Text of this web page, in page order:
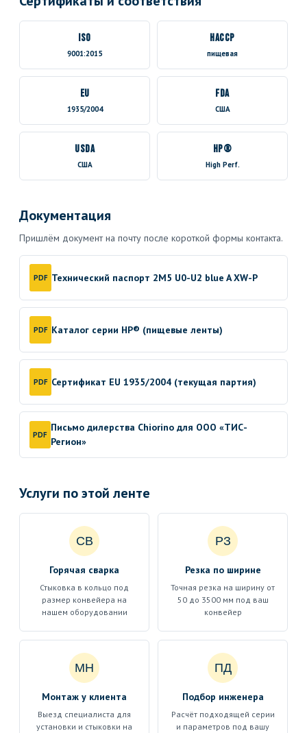
ISO
9001:2015
HACCP
пищевая
EU
1935/2004
FDA
США
USDA
США
HP®
High Perf.
Документация
Пришлём документ на почту после короткой формы контакта.
PDF Технический паспорт 2M5 U0-U2 blue A XW-P
PDF Каталог серии HP® (пищевые ленты)
PDF Сертификат EU 1935/2004 (текущая партия)
PDF
Письмо дилерства Chiorino для ООО «ТИС-
Регион»
Услуги по этой ленте
СВ
Горячая сварка
Стыковка в кольцо под
размер конвейера на
нашем оборудовании
РЗ
Резка по ширине
Точная резка на ширину от
50 до 3500 мм под ваш
конвейер
МН
Монтаж у клиента
Выезд специалиста для
установки и стыковки на
ПД
Подбор инженера
Расчёт подходящей серии
и параметров под вашу